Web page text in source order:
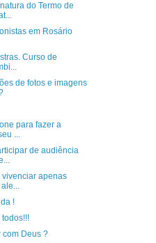
do Termo de
em Rosário
Curso de
de fotos e imagens
para fazer a
...
de audiência
apenas
!
com Deus ?